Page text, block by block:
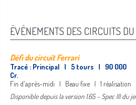
ÉVÉNEMENTS DES CIRCUITS
Défi du circuit Ferrari
Tracé : Principal | 5 tours | 90 000
Cr.
Fin d'après-midi | Beau fixe | 1 réalisation
Disponible depuis la version 1.65 - Spec III du